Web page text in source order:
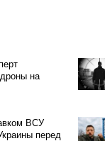
на
ВСУ
перед